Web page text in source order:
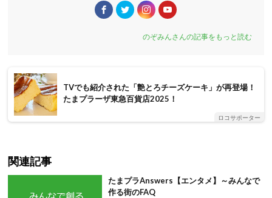
のぞみんさんの記事をもっと読む
TVでも紹介された「艶とろチーズケーキ」が再登場！
たまプラーザ東急百貨店2025！
ロコサポーター
関連記事
たまプラAnswers【エンタメ】～みんなで
作る街のFAQ